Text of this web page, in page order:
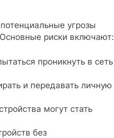
угрозы
риски включают:
проникнуть в сеть
и передавать личную
могут стать
без